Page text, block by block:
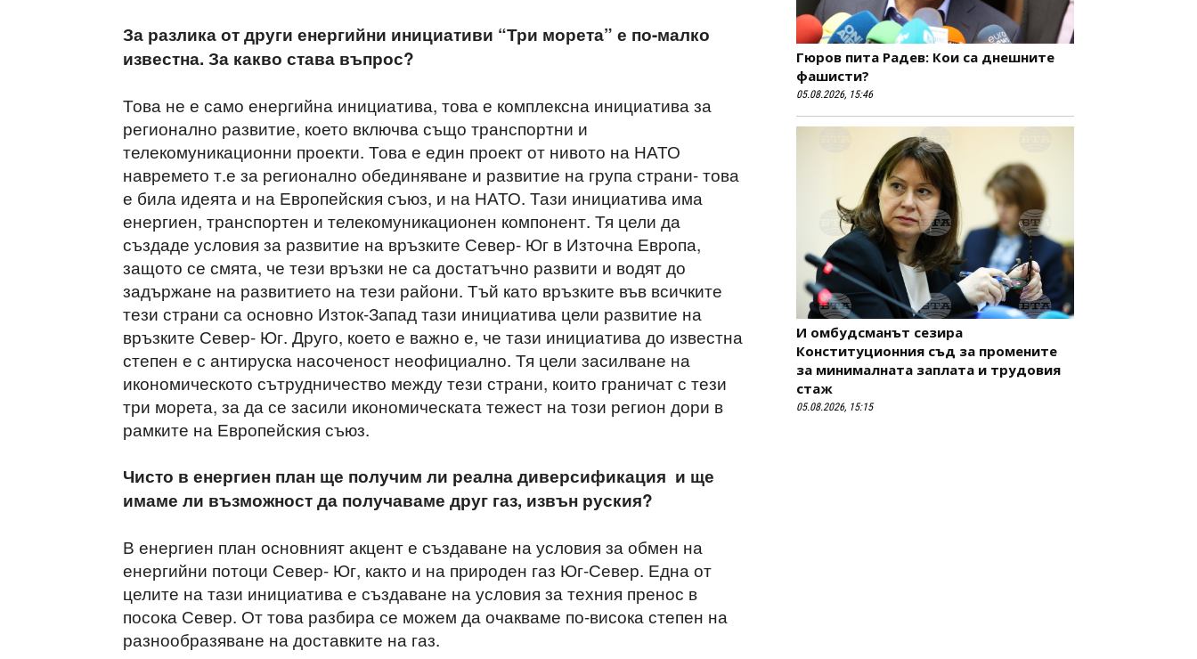
За разлика от други енергийни инициативи “Три морета” е по-малко
известна. За какво става въпрос?
Това не е само енергийна инициатива, това е комплексна инициатива за
регионално развитие, което включва също транспортни и
телекомуникационни проекти. Това е един проект от нивото на НАТО
навремето т.е за регионално обединяване и развитие на група страни- това
е била идеята и на Европейския съюз, и на НАТО. Тази инициатива има
енергиен, транспортен и телекомуникационен компонент. Тя цели да
създаде условия за развитие на връзките Север- Юг в Източна Европа,
защото се смята, че тези връзки не са достатъчно развити и водят до
задържане на развитието на тези райони. Тъй като връзките във всичките
тези страни са основно Изток-Запад тази инициатива цели развитие на
връзките Север- Юг. Друго, което е важно е, че тази инициатива до известна
степен е с антируска насоченост неофициално. Тя цели засилване на
икономическото сътрудничество между тези страни, които граничат с тези
три морета, за да се засили икономическата тежест на този регион дори в
рамките на Европейския съюз.
Чисто в енергиен план ще получим ли реална диверсификация и ще
имаме ли възможност да получаваме друг газ, извън руския?
В енергиен план основният акцент е създаване на условия за обмен на
енергийни потоци Север- Юг, както и на природен газ Юг-Север. Една от
целите на тази инициатива е създаване на условия за техния пренос в
посока Север. От това разбира се можем да очакваме по-висока степен на
разнообразяване на доставките на газ.
Гюров пита Радев: Кои са днешните
фашисти?
05.08.2026, 15:46
И омбудсманът сезира
Конституционния съд за промените
за минималната заплата и трудовия
стаж
05.08.2026, 15:15